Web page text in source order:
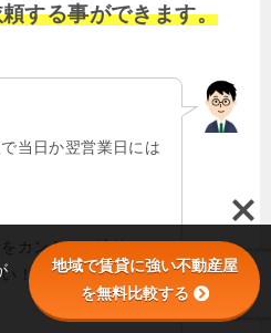
する事ができます。
当日か翌営業日には
カンタンに比較でき
！
地域で賃貸に強い不動産屋
を無料比較する